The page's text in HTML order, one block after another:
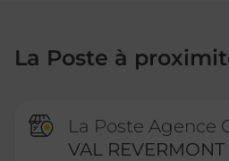
La Poste à
La Poste Agence
VAL